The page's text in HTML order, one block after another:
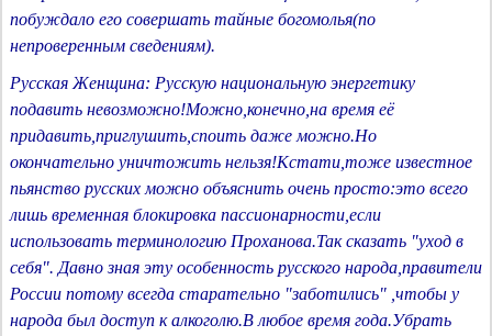
побуждало его совершать тайные богомолья(по
непроверенным сведениям).
Русская Женщина: Русскую национальную энергетику
подавить невозможно!Можно,конечно,на время её
придавить,приглушить,споить даже можно.Но
окончательно уничтожить нельзя!Кстати,тоже известное
пьянство русских можно объяснить очень просто:это всего
лишь временная блокировка пассионарности,если
использовать терминологию Проханова.Так сказать "уход в
себя". Давно зная эту особенность русского народа,правители
России потому всегда старательно "заботились" ,чтобы у
народа был доступ к алкоголю.В любое время года.Убрать